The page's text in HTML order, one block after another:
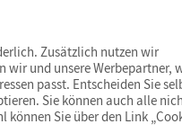
wir versandkostenfrei
Zusätzlich nutzen wir
und unsere Werbepartner,
passt. Entscheiden Sie
Sie können auch alle
können Sie über den Link